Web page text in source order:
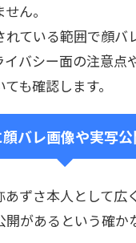
ん。
れている範囲で顔バ
バシー面の注意点
も確認します。
バレ画像や実写
ずさ本人として広
開があるという確か